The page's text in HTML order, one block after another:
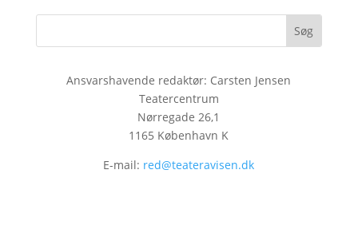
Ansvarshavende redaktør: Carsten Jensen
Teatercentrum
Nørregade 26,1
1165 København K
E-mail: red@teateravisen.dk